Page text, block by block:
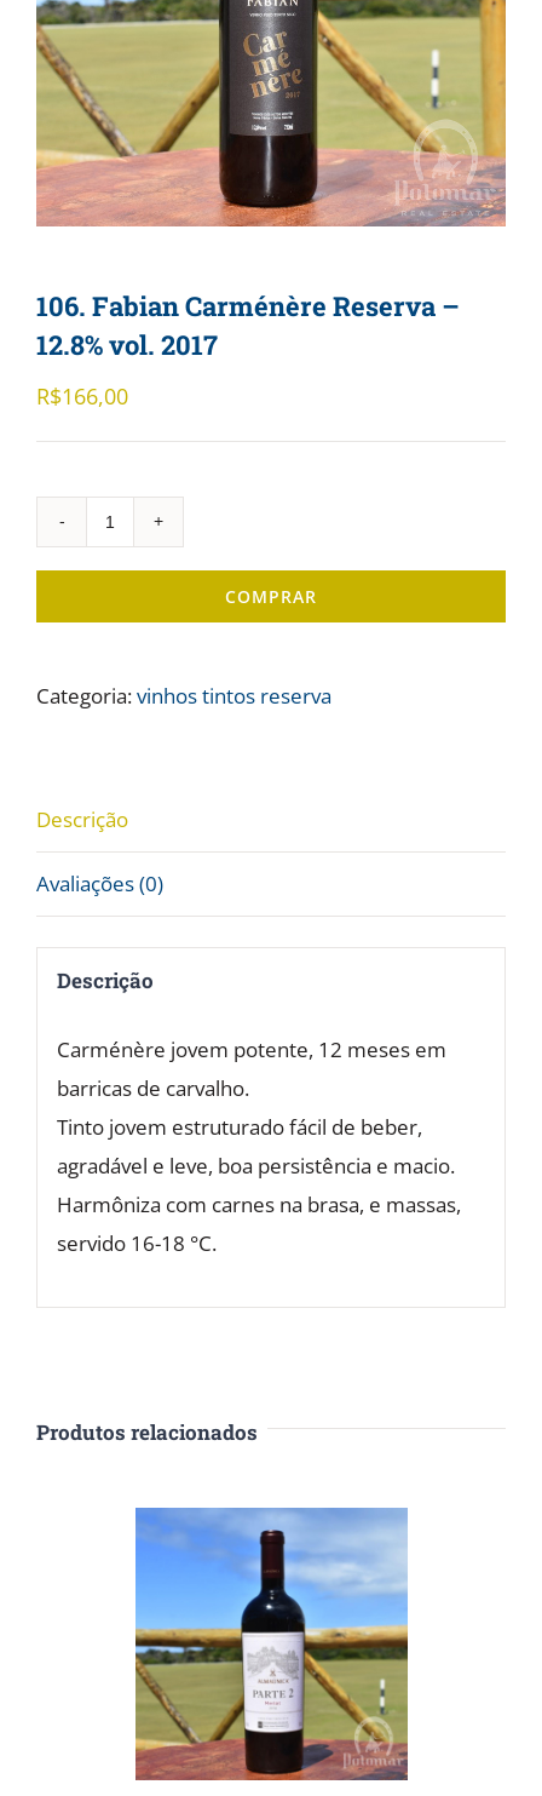
106. Fabian Carménère Reserva –
12.8% vol. 2017
R$166,00
Fabian
Carménère
-
2017
quantidade
COMPRAR
Categoria:vinhos tintos reserva
Descrição
Avaliações (0)
Descrição
Carménère jovem potente, 12 meses em
barricas de carvalho.
Tinto jovem estruturado fácil de beber,
agradável e leve, boa persistência e macio.
Harmôniza com carnes na brasa, e massas,
servido 16-18 °C.
Produtos relacionados